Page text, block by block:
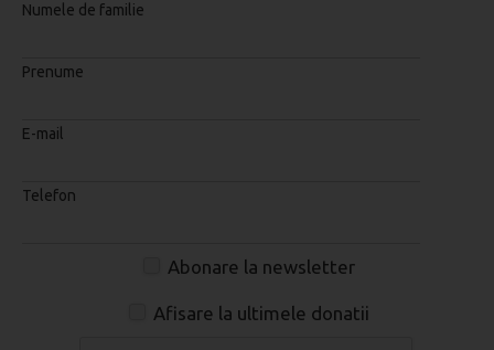
Numele de familie
Prenume
E-mail
Telefon
Abonare la newsletter
Afisare la ultimele donatii